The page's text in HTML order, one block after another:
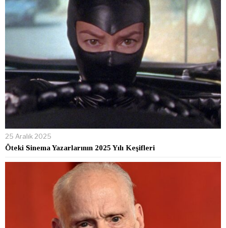
25 Aralık 2025
Öteki Sinema Yazarlarının 2025 Yılı Keşifleri